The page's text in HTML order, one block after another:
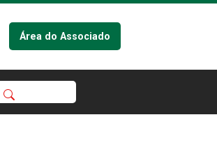
Área do Associado